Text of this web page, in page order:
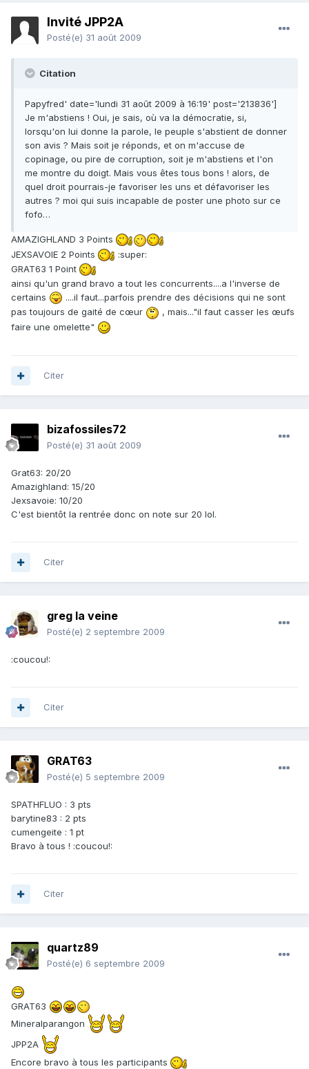
Invité JPP2A
Posté(e) 31 août 2009
Citation
Papyfred' date='lundi 31 août 2009 à 16:19' post='213836']
Je m'abstiens ! Oui, je sais, où va la démocratie, si,
lorsqu'on lui donne la parole, le peuple s'abstient de donner
son avis ? Mais soit je réponds, et on m'accuse de
copinage, ou pire de corruption, soit je m'abstiens et l'on
me montre du doigt. Mais vous êtes tous bons ! alors, de
quel droit pourrais-je favoriser les uns et défavoriser les
autres ? moi qui suis incapable de poster une photo sur ce
fofo…
AMAZIGHLAND 3 Points
JEXSAVOIE 2 Points
:super:
GRAT63 1 Point
ainsi qu'un grand bravo a tout les concurrents....a l'inverse de
certains
....il faut...parfois prendre des décisions qui ne sont
pas toujours de gaité de cœur
, mais..."il faut casser les œufs
faire une omelette"
Citer
bizafossiles72
Posté(e) 31 août 2009
Grat63: 20/20
Amazighland: 15/20
Jexsavoie: 10/20
C'est bientôt la rentrée donc on note sur 20 lol.
Citer
greg la veine
Posté(e) 2 septembre 2009
:coucou!:
Citer
GRAT63
Posté(e) 5 septembre 2009
SPATHFLUO : 3 pts
barytine83 : 2 pts
cumengeite : 1 pt
Bravo à tous ! :coucou!:
Citer
quartz89
Posté(e) 6 septembre 2009
GRAT63
Mineralparangon
JPP2A
Encore bravo à tous les participants